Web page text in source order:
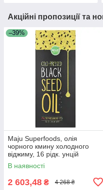
Акційні пропозиції та
–39%
Maju Superfoods, олія
чорного кмину холодного
віджиму, 16 рідк. унцій
В наявності
2 603,48 ₴ 4 268 ₴